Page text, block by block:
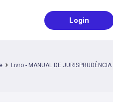
Login
Livro - MANUAL DE